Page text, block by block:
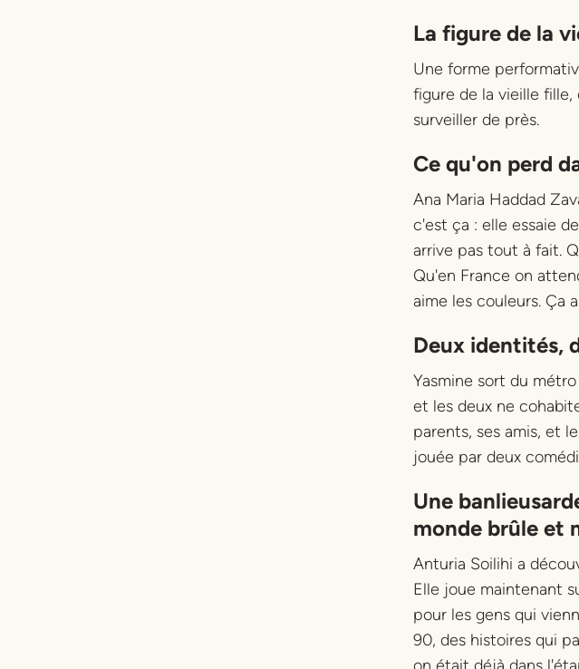
La figure de la
Une forme
figure de la vieille
surveiller de près.
Ce qu'on perd
Ana Maria Haddad
c'est ça : elle essaie
arrive pas tout à fait.
Qu'en France on
aime les couleurs. Ça
Deux identités,
Yasmine sort du
et les deux ne
parents, ses amis, et
jouée par deux
Une
monde brûle et
Anturia Soilihi a
Elle joue maintenant
pour les gens qui
90, des histoires qui